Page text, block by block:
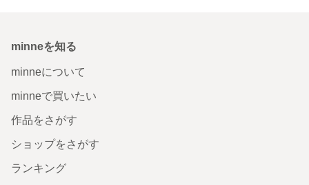
minneを知る
minneについて
minneで買いたい
作品をさがす
ショップをさがす
ランキング